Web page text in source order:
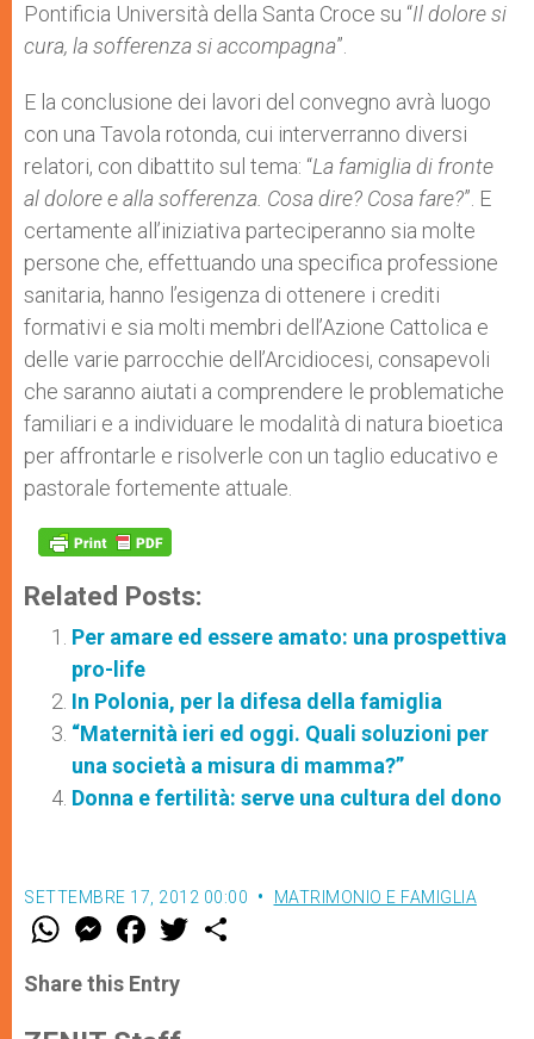
Pontificia Università della Santa Croce su “Il dolore si
cura, la sofferenza si accompagna”.
E la conclusione dei lavori del convegno avrà luogo
con una Tavola rotonda, cui interverranno diversi
relatori, con dibattito sul tema: “La famiglia di fronte
al dolore e alla sofferenza. Cosa dire? Cosa fare?”. E
certamente all’iniziativa parteciperanno sia molte
persone che, effettuando una specifica professione
sanitaria, hanno l’esigenza di ottenere i crediti
formativi e sia molti membri dell’Azione Cattolica e
delle varie parrocchie dell’Arcidiocesi, consapevoli
che saranno aiutati a comprendere le problematiche
familiari e a individuare le modalità di natura bioetica
per affrontarle e risolverle con un taglio educativo e
pastorale fortemente attuale.
Related Posts:
Per amare ed essere amato: una prospettiva
pro-life
In Polonia, per la difesa della famiglia
“Maternità ieri ed oggi. Quali soluzioni per
una società a misura di mamma?”
Donna e fertilità: serve una cultura del dono
SETTEMBRE 17, 2012 00:00 MATRIMONIO E FAMIGLIA
W
t
s
p
M
e
s
e
g
F
a
e
b
o
w
Share this Entry